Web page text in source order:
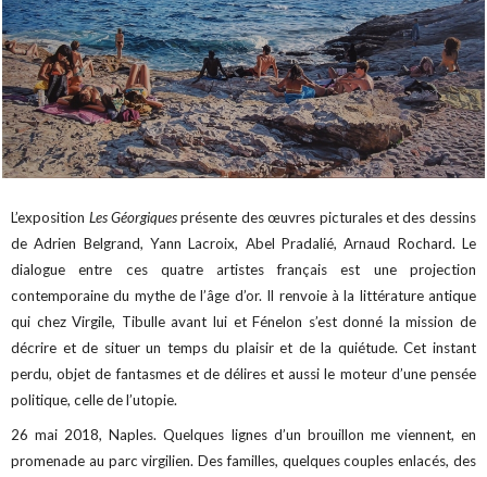
L’exposition Les Géorgiquesprésente des œuvres picturales et des dessins
de Adrien Belgrand, Yann Lacroix, Abel Pradalié, Arnaud Rochard. Le
dialogue entre ces quatre artistes français est une projection
contemporaine du mythe de l’âge d’or. Il renvoie à la littérature antique
qui chez Virgile, Tibulle avant lui et Fénelon s’est donné la mission de
décrire et de situer un temps du plaisir et de la quiétude. Cet instant
perdu, objet de fantasmes et de délires et aussi le moteur d’une pensée
politique, celle de l’utopie.
26 mai 2018, Naples. Quelques lignes d’un brouillon me viennent, en
promenade au parc virgilien. Des familles, quelques couples enlacés, des